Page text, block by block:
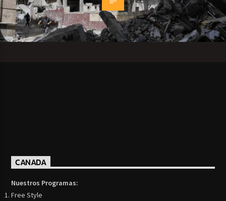
CANADA
Nuestros Programas:
Free Style